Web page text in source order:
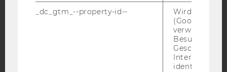
Bluesky
_dc_gtm_--property-id--
Wird von
(Google Tag
verwendet,
Besucher
Geschlecht
Interessen zu
identifizieren.